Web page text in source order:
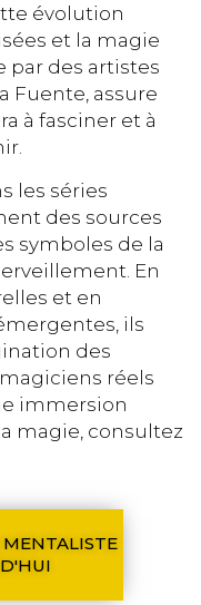
évolution
et la magie
par des artistes
Fuente, assure
à fasciner et à
les séries
des sources
symboles de la
En
et en
ils
des
réels
immersion
magie, consultez